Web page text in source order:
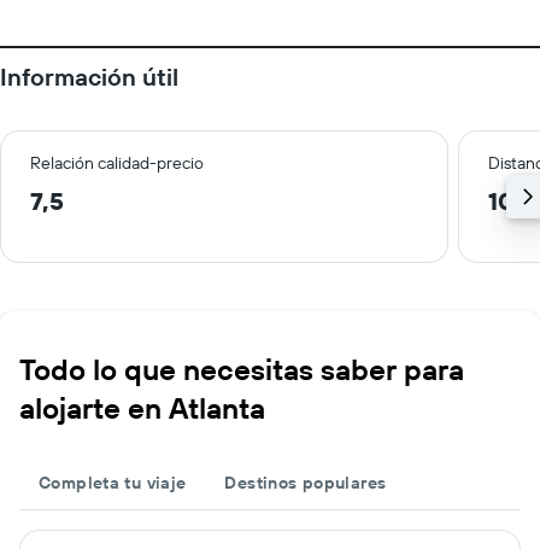
Información útil
Relación calidad-precio
7,5
Todo lo que necesitas saber para
alojarte en Atlanta
Completa tu viaje Destinos populares